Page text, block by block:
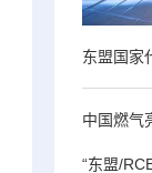
东盟国家
中国燃气
“东盟/